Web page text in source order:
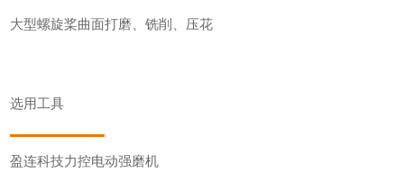
大型螺旋桨曲面打磨、铣削、压花
选用工具
盈连科技力控电动强磨机